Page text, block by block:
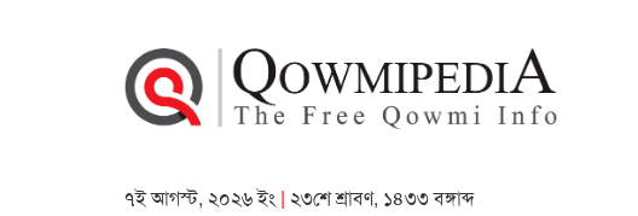
৭ই আগস্ট, ২০২৬ ইং | ২৩শে শ্রাবণ, ১৪৩৩ বঙ্গাব্দ